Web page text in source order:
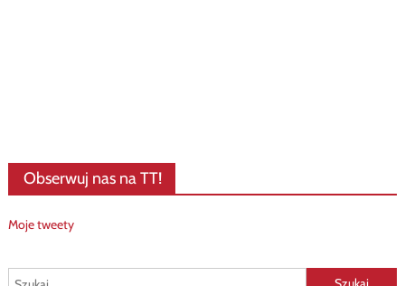
Obserwuj nas na TT!
Moje tweety
Szukaj: